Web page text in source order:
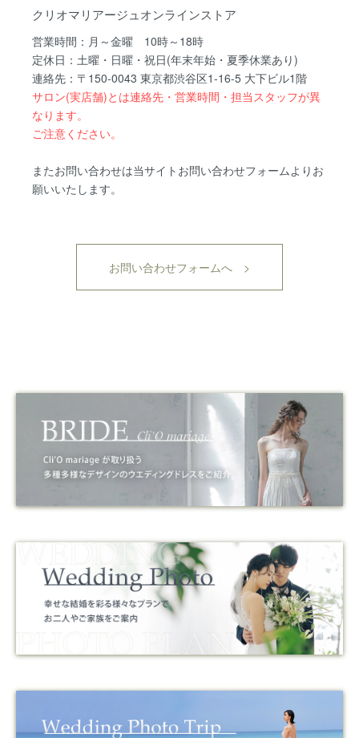
クリオマリアージュオンラインストア
営業時間：月～金曜 10時～18時
定休日：土曜・日曜・祝日(年末年始・夏季休業あり)
連絡先：〒150-0043 東京都渋谷区1-16-5 大下ビル1階
サロン(実店舗)とは連絡先・営業時間・担当スタッフが異
なります。
ご注意ください。
またお問い合わせは当サイトお問い合わせフォームよりお
願いいたします。
お問い合わせフォームへ >